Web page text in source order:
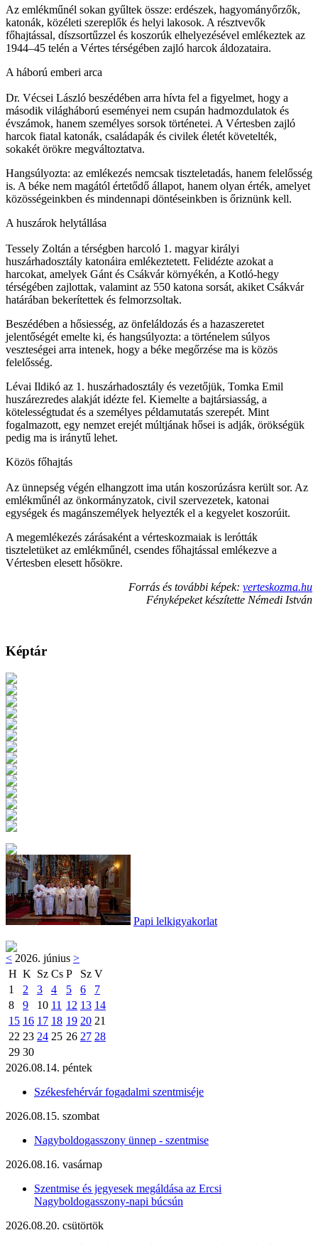
Az emlékműnél sokan gyűltek össze: erdészek, hagyományőrzők,
katonák, közéleti szereplők és helyi lakosok. A résztvevők
főhajtással, díszsortűzzel és koszorúk elhelyezésével emlékeztek az
1944–45 telén a Vértes térségében zajló harcok áldozataira.
A háború emberi arca
Dr. Vécsei László beszédében arra hívta fel a figyelmet, hogy a
második világháború eseményei nem csupán hadmozdulatok és
évszámok, hanem személyes sorsok történetei. A Vértesben zajló
harcok fiatal katonák, családapák és civilek életét követelték,
sokakét örökre megváltoztatva.
Hangsúlyozta: az emlékezés nemcsak tiszteletadás, hanem felelősség
is. A béke nem magától értetődő állapot, hanem olyan érték, amelyet
közösségeinkben és mindennapi döntéseinkben is őriznünk kell.
A huszárok helytállása
Tessely Zoltán a térségben harcoló 1. magyar királyi
huszárhadosztály katonáira emlékeztetett. Felidézte azokat a
harcokat, amelyek Gánt és Csákvár környékén, a Kotló-hegy
térségében zajlottak, valamint az 550 katona sorsát, akiket Csákvár
határában bekerítettek és felmorzsoltak.
Beszédében a hősiesség, az önfeláldozás és a hazaszeretet
jelentőségét emelte ki, és hangsúlyozta: a történelem súlyos
veszteségei arra intenek, hogy a béke megőrzése ma is közös
felelősség.
Lévai Ildikó az 1. huszárhadosztály és vezetőjük, Tomka Emil
huszárezredes alakját idézte fel. Kiemelte a bajtársiasság, a
kötelességtudat és a személyes példamutatás szerepét. Mint
fogalmazott, egy nemzet erejét múltjának hősei is adják, örökségük
pedig ma is iránytű lehet.
Közös főhajtás
Az ünnepség végén elhangzott ima után koszorúzásra került sor. Az
emlékműnél az önkormányzatok, civil szervezetek, katonai
egységek és magánszemélyek helyezték el a kegyelet koszorúit.
A megemlékezés zárásaként a vérteskozmaiak is lerótták
tiszteletüket az emlékműnél, csendes főhajtással emlékezve a
Vértesben elesett hősökre.
Forrás és további képek: verteskozma.hu
Fényképeket készítette Némedi István
Képtár
Papi lelkigyakorlat
< 2026. június >
H K Sz Cs P Sz V
1
2 3 4 5 6
7
8
9 10 11 12 13 14
15 16 17 18 19 20 21
22 23 24 25 26 27 28
29 30
2026.08.14. péntek
Székesfehérvár fogadalmi szentmiséje
2026.08.15. szombat
Nagyboldogasszony ünnep - szentmise
2026.08.16. vasárnap
Szentmise és jegyesek megáldása az Ercsi
Nagyboldogasszony-napi búcsún
2026.08.20. csütörtök